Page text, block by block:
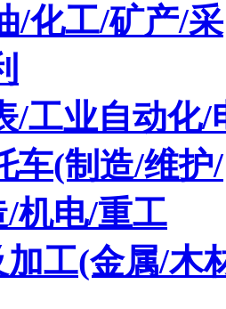
/化工/矿产/采
/工业自动化/
车(制造/维护/
机电/重工
加工(金属/木